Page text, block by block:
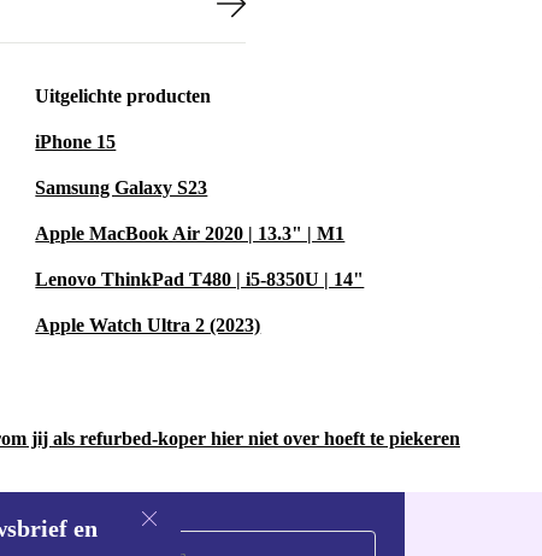
milieu. Een
Uitgelichte producten
iPhone 15
Samsung Galaxy S23
Apple MacBook Air 2020 | 13.3" | M1
Lenovo ThinkPad T480 | i5-8350U | 14"
Apple Watch Ultra 2 (2023)
jij als refurbed-koper hier niet over hoeft te piekeren
en